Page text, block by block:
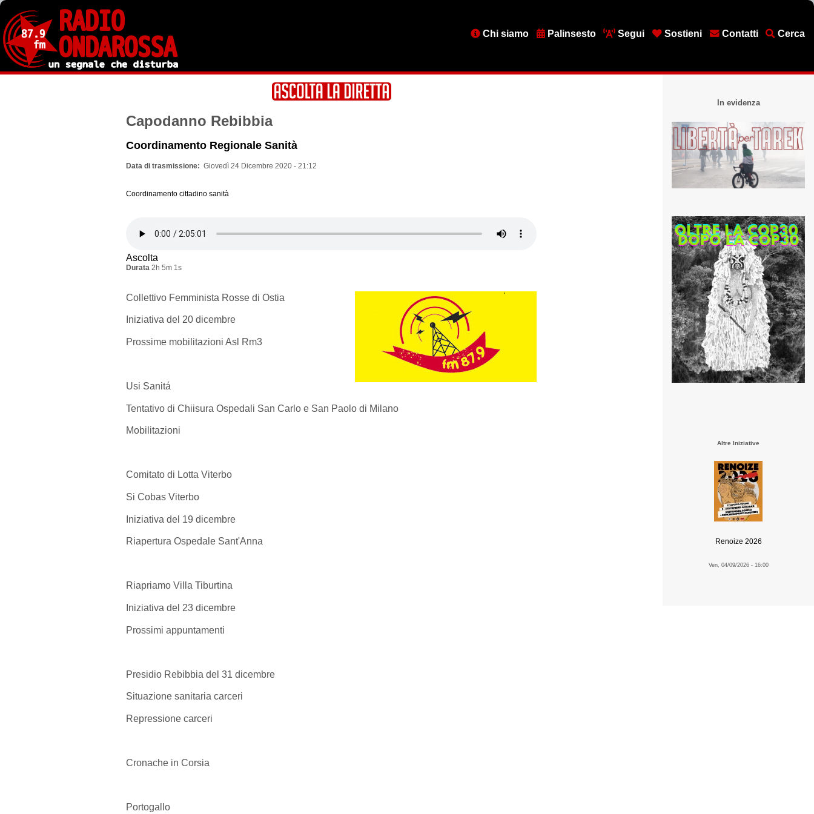
Salta
contenuto
principale
MenuChi siamo Palinsesto Segui Sostieni Contatti Cerca
Capodanno Rebibbia
Coordinamento Regionale Sanità
Data di trasmissione Giovedì 24 Dicembre 2020 - 21:12
Coordinamento cittadino sanità
Ascolta
Durata 2h 5m 1s
Collettivo Femminista Rosse di Ostia
Iniziativa del 20 dicembre
Prossime mobilitazioni Asl Rm3
Usi Sanitá
Tentativo di Chiisura Ospedali San Carlo e San Paolo di Milano
Mobilitazioni
Comitato di Lotta Viterbo
Si Cobas Viterbo
Iniziativa del 19 dicembre
Riapertura Ospedale Sant'Anna
Riapriamo Villa Tiburtina
Iniziativa del 23 dicembre
Prossimi appuntamenti
Presidio Rebibbia del 31 dicembre
Situazione sanitaria carceri
Repressione carceri
Cronache in Corsia
Portogallo
In evidenza
Altre Iniziative
Renoize 2026
Ven, 04/09/2026 - 16:00